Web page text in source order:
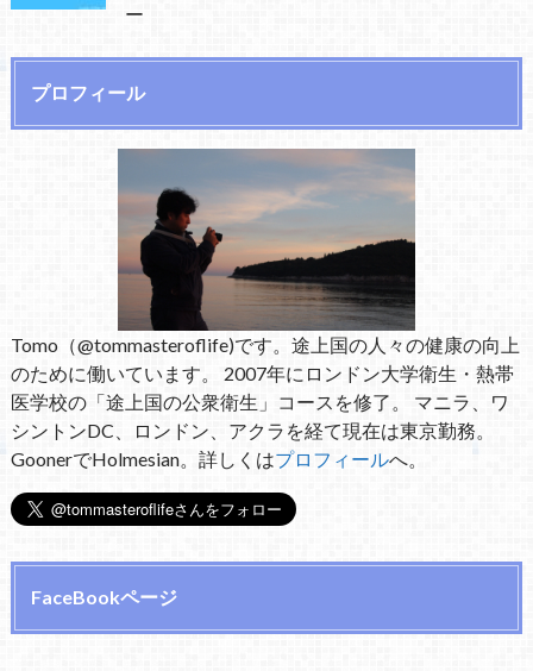
ー
プロフィール
Tomo（@tommasteroflife)です。途上国の人々の健康の向上
のために働いています。 2007年にロンドン大学衛生・熱帯
医学校の「途上国の公衆衛生」コースを修了。 マニラ、ワ
シントンDC、ロンドン、アクラを経て現在は東京勤務。
GoonerでHolmesian。詳しくはプロフィールへ。
FaceBookページ